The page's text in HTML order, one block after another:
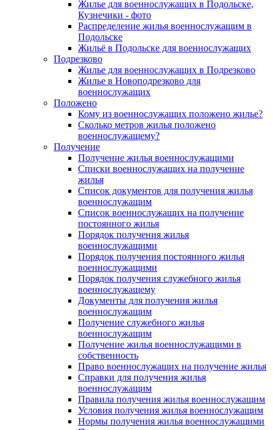
Жилье для военнослужащих в Подольске,
Кузнечики - фото
Распределение жилья военнослужащим в
Подольске
Жильё в Подольске для военнослужащих
Подрезково
Жилье для военнослужащих в Подрезково
Жилье в Новоподрезково для
военнослужащих
Положено
Кому из военнослужащих положено жилье?
Сколько метров жилья положено
военнослужащему?
Получение
Получение жилья военнослужащими
Списки военнослужащих на получение
жилья
Список документов для получения жилья
военнослужащим
Список военнослужащих на получение
постоянного жилья
Порядок получения жилья
военнослужащими
Порядок получения постоянного жилья
военнослужащими
Порядок получения служебного жилья
военнослужащему
Документы для получения жилья
военнослужащим
Получение служебного жилья
военнослужащим
Получение жилья военнослужащими в
собственность
Право военнослужащих на получение жилья
Справки для получения жилья
военнослужащим
Правила получения жилья военнослужащим
Условия получения жилья военнослужащим
Нормы получения жилья военнослужащими